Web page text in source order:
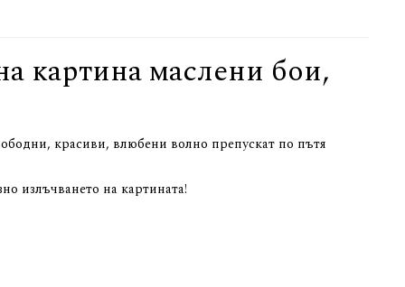
картина маслени бои,
красиви, влюбени волно препускат по пътя
излъчването на картината!